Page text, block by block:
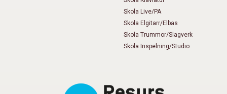
Skola Live/PA
Skola Elgitarr/Elbas
Skola Trummor/Slagverk
Skola Inspelning/Studio